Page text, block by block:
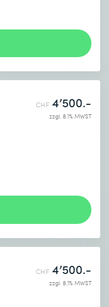
CHF 4’500.-
zzgl. 8.1% MWST
CHF 4’500.-
zzgl. 8.1% MWST